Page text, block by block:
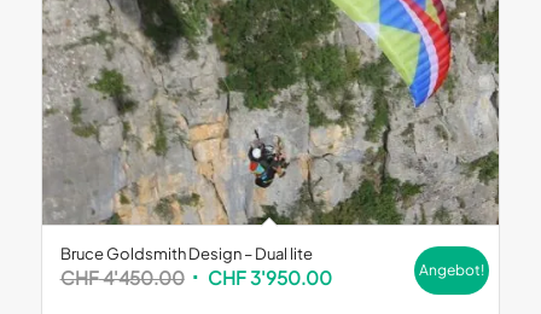
Bruce Goldsmith Design – Dual lite
CHF4'450.00 Ursprünglicher
CHF3'950.00Aktueller
Angebot!